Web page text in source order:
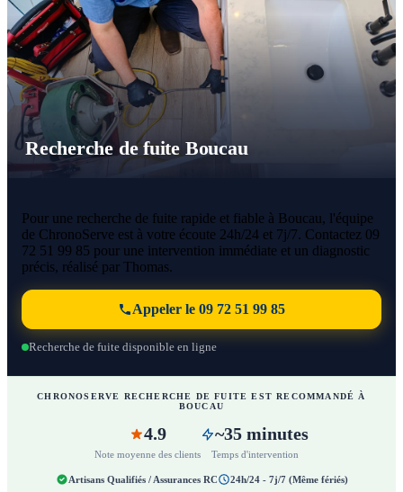
Recherche de fuite Boucau
Pour une recherche de fuite rapide et fiable à Boucau, l'équipe
de ChronoServe est à votre écoute 24h/24 et 7j/7. Contactez 09
72 51 99 85 pour une intervention immédiate et un diagnostic
précis, réalisé par Thomas.
Appeler le 09 72 51 99 85
Recherche de fuite disponible en ligne
CHRONOSERVE RECHERCHE DE FUITE EST RECOMMANDÉ À
BOUCAU
4.9
Note moyenne des clients
~35 minutes
Temps d'intervention
Artisans Qualifiés / Assurances RC 24h/24 - 7j/7 (Même fériés)